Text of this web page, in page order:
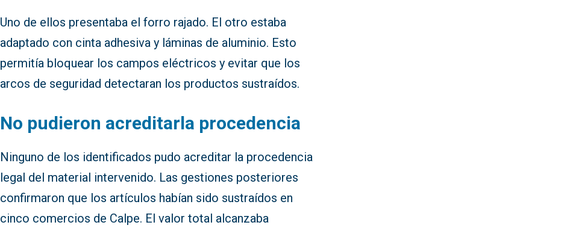
Uno de ellos presentaba el forro rajado. El otro estaba
adaptado con cinta adhesiva y láminas de aluminio. Esto
permitía bloquear los campos eléctricos y evitar que los
arcos de seguridad detectaran los productos sustraídos.
No pudieron acreditarla procedencia
Ninguno de los identificados pudo acreditar la procedencia
legal del material intervenido. Las gestiones posteriores
confirmaron que los artículos habían sido sustraídos en
cinco comercios de Calpe. El valor total alcanzaba